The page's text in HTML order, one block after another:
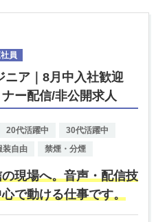
員
ニア｜8月中入社歓迎
ー配信/非公開求人
20代活躍中
30代活躍中
装自由 禁煙・分煙
現場へ。音声・配信技
で動ける仕事です。